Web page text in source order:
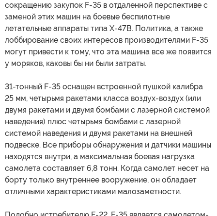
сокращению закупок F-35 в отдаленной перспективе с
заменой этих машин на боевые беспилотные
летательные аппараты типа X-47B. Политика, а также
лоббирование своих интересов производителями F-35
могут привести к тому, что эта машина все же появится
у моряков, каковы бы ни были затраты.
31-тонный F-35 оснащен встроенной пушкой калибра
25 мм, четырьмя ракетами класса воздух-воздух (или
двумя ракетами и двумя бомбами с лазерной системой
наведения) плюс четырьмя бомбами с лазерной
системой наведения и двумя ракетами на внешней
подвеске. Все приборы обнаружения и датчики машины
находятся внутри, а максимальная боевая нагрузка
самолета составляет 6,8 тонн. Когда самолет несет на
борту только внутреннее вооружение, он обладает
отличными характеристиками малозаметности.